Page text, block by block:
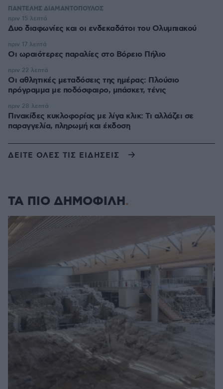
ΠΑΝΤΕΛΗΣ ΔΙΑΜΑΝΤΟΠΟΥΛΟΣ
Δυο διαφωνίες και οι ενδεκαδάτοι του Ολυμπιακού
πριν 15 λεπτά
Οι ωραιότερες παραλίες στο Βόρειο Πήλιο
πριν 17 λεπτά
Οι αθλητικές μεταδόσεις της ημέρας: Πλούσιο
πρόγραμμα με ποδόσφαιρο, μπάσκετ, τένις
πριν 22 λεπτά
Πινακίδες κυκλοφορίας με λίγα κλικ: Τι αλλάζει σε
παραγγελία, πληρωμή και έκδοση
πριν 28 λεπτά
ΔΕΙΤΕ ΟΛΕΣ ΤΙΣ ΕΙΔΗΣΕΙΣ
ΤΑ ΠΙΟ ΔΗΜΟΦΙΛΗ